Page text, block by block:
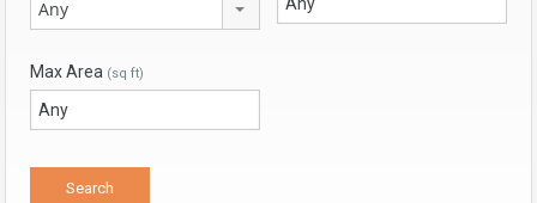
Any
Max Area (sq ft)